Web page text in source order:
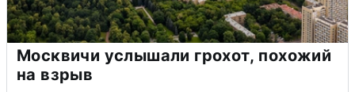
Москвичи услышали грохот, похожий
на взрыв